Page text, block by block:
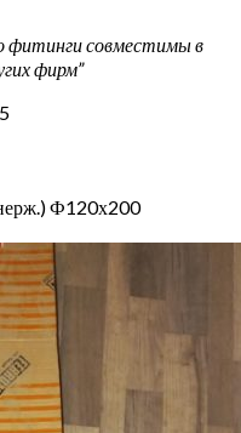
фитинги совместимы в
фирм”
Ф120х200